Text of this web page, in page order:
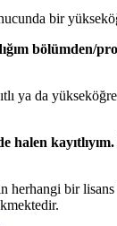
bir
bölümden/
ya da
halen
bir